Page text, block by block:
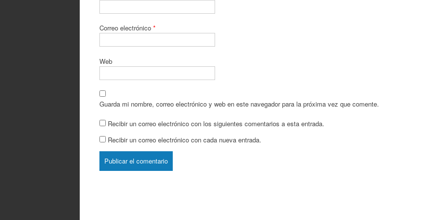
Correo electrónico *
Web
Guarda mi nombre, correo electrónico y web en este navegador para la próxima vez que comente.
Recibir un correo electrónico con los siguientes comentarios a esta entrada.
Recibir un correo electrónico con cada nueva entrada.